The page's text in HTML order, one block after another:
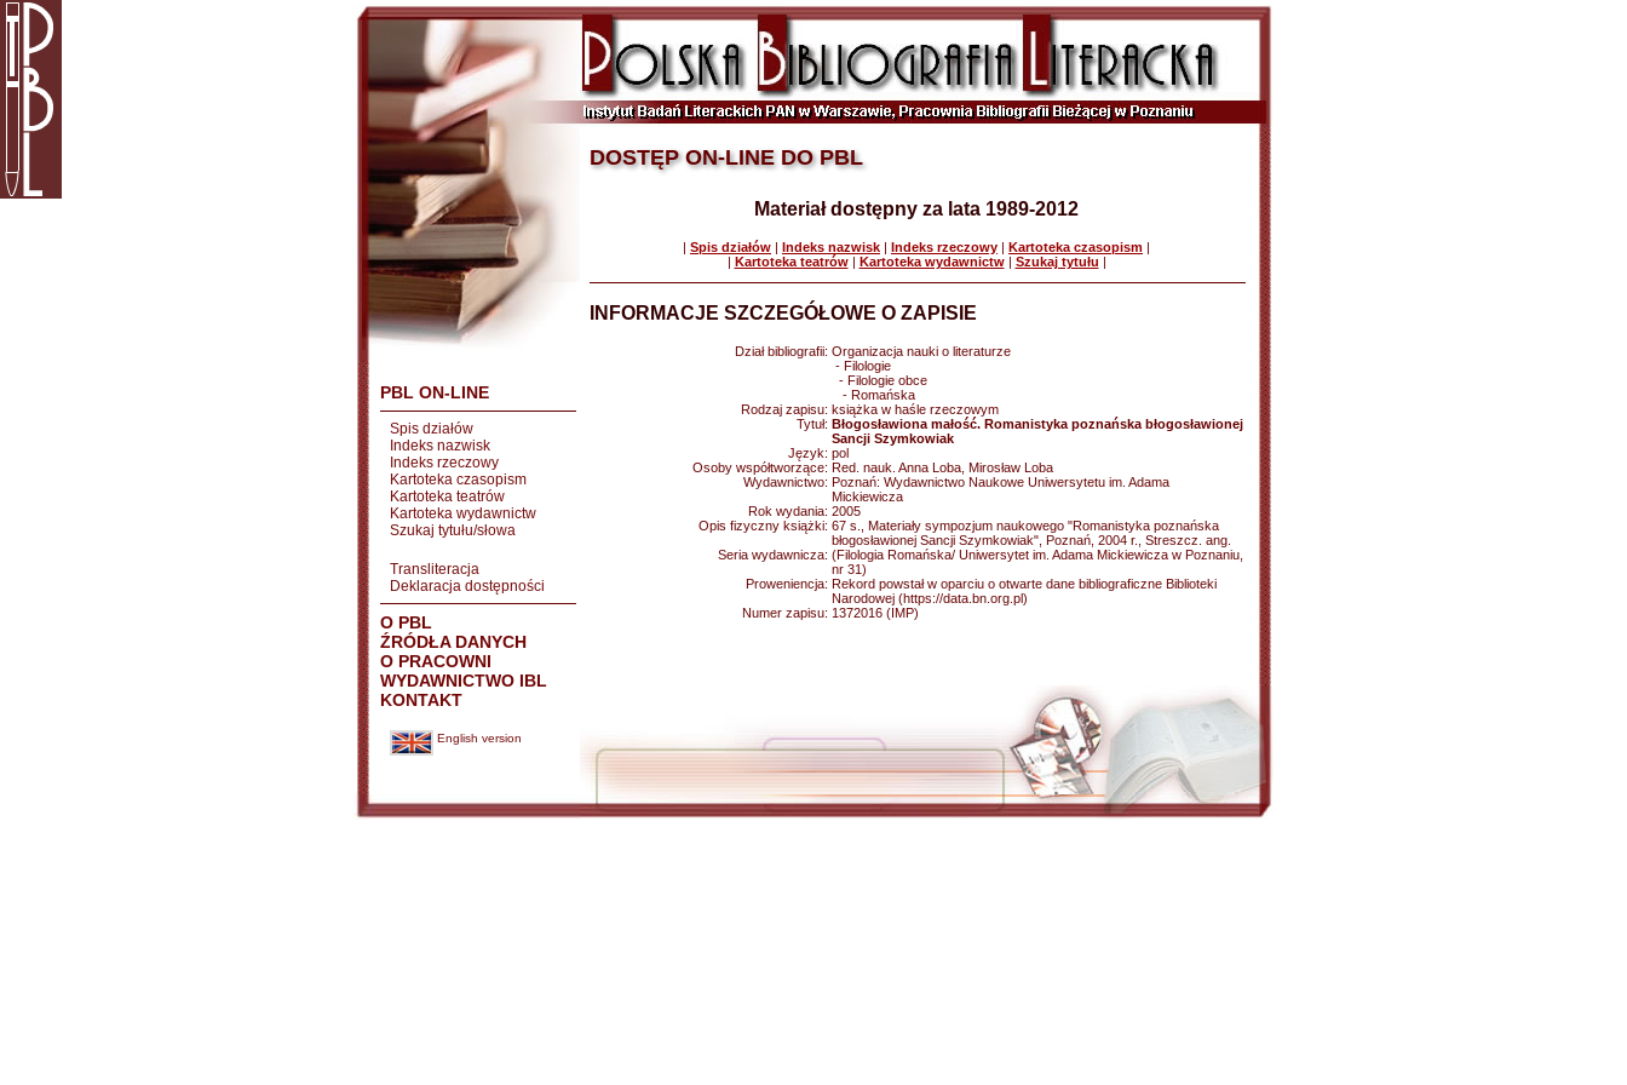
PBL ON-LINE
Spis działów
Indeks nazwisk
Indeks rzeczowy
Kartoteka czasopism
Kartoteka teatrów
Kartoteka wydawnictw
Szukaj tytułu/słowa
Transliteracja
Deklaracja dostępności
O PBL
ŹRÓDŁA DANYCH
O PRACOWNI
WYDAWNICTWO IBL
KONTAKT
English version
DOSTĘP ON-LINE DO PBL
Materiał dostępny za lata 1989-2012
| Spis działów | Indeks nazwisk | Indeks rzeczowy | Kartoteka czasopism |
| Kartoteka teatrów| Kartoteka wydawnictw| Szukaj tytułu |
INFORMACJE SZCZEGÓŁOWE O ZAPISIE
Dział bibliografii: Organizacja nauki o literaturze
- Filologie
- Filologie obce
- Romańska
Rodzaj zapisu: książka w haśle rzeczowym
Tytuł: Błogosławiona małość. Romanistyka poznańska błogosławionej
Sancji Szymkowiak
Język: pol
Osoby współtworzące: Red. nauk. Anna Loba, Mirosław Loba
Wydawnictwo: Poznań: Wydawnictwo Naukowe Uniwersytetu im. Adama
Mickiewicza
Rok wydania: 2005
Opis fizyczny książki: 67 s., Materiały sympozjum naukowego "Romanistyka poznańska
błogosławionej Sancji Szymkowiak", Poznań, 2004 r., Streszcz. ang.
Seria wydawnicza: (Filologia Romańska/ Uniwersytet im. Adama Mickiewicza w Poznaniu,
nr 31)
Proweniencja: Rekord powstał w oparciu o otwarte dane bibliograficzne Biblioteki
Narodowej (https://data.bn.org.pl)
Numer zapisu: 1372016 (IMP)